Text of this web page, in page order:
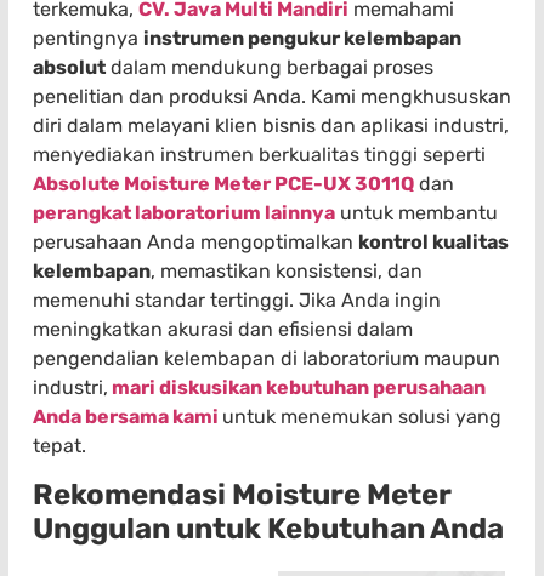
terkemuka, CV. Java Multi Mandiri memahami
pentingnya instrumen pengukur kelembapan
absolut dalam mendukung berbagai proses
penelitian dan produksi Anda. Kami mengkhususkan
diri dalam melayani klien bisnis dan aplikasi industri,
menyediakan instrumen berkualitas tinggi seperti
Absolute Moisture Meter PCE-UX 3011Q dan
perangkat laboratorium lainnya untuk membantu
perusahaan Anda mengoptimalkan kontrol kualitas
kelembapan, memastikan konsistensi, dan
memenuhi standar tertinggi. Jika Anda ingin
meningkatkan akurasi dan efisiensi dalam
pengendalian kelembapan di laboratorium maupun
industri, mari diskusikan kebutuhan perusahaan
Anda bersama kami untuk menemukan solusi yang
tepat.
Rekomendasi Moisture Meter
Unggulan untuk Kebutuhan Anda